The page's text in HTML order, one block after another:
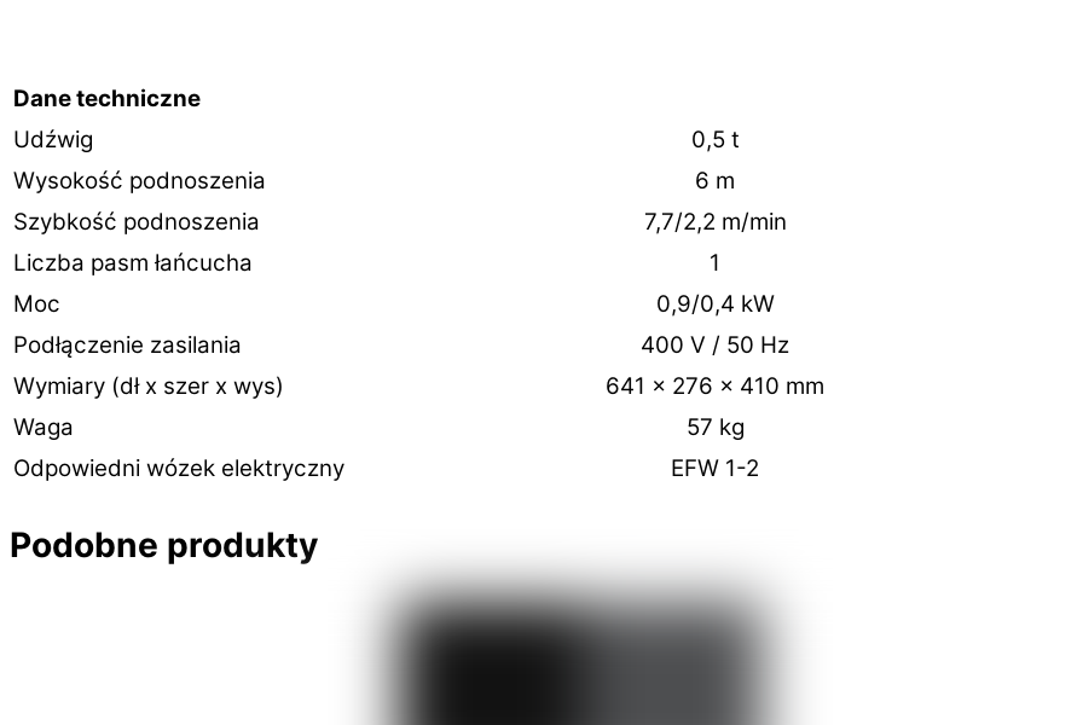
Dane techniczne
Udźwig
0,5 t
Wysokość podnoszenia
6 m
Szybkość podnoszenia
7,7/2,2 m/min
Liczba pasm łańcucha
1
Moc
0,9/0,4 kW
Podłączenie zasilania
400 V / 50 Hz
Wymiary (dł x szer x wys)
641 x 276 x 410 mm
Waga
57 kg
Odpowiedni wózek elektryczny
EFW 1-2
Podobne produkty